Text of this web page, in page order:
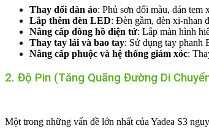
Thay đổi dàn áo: Phủ sơn đổi màu, dán tem
Lắp thêm đèn LED: Đèn gầm, đèn xi-nhan
Nâng cấp đồng hồ điện tử: Lắp màn hình
Thay tay lái và bao tay: Sử dụng tay phanh
Nâng cấp phuộc và hệ thống giảm xóc:
2. Độ Pin (Tăng Quãng Đường Di
Một trong những vấn đề lớn nhất của Yadea S3